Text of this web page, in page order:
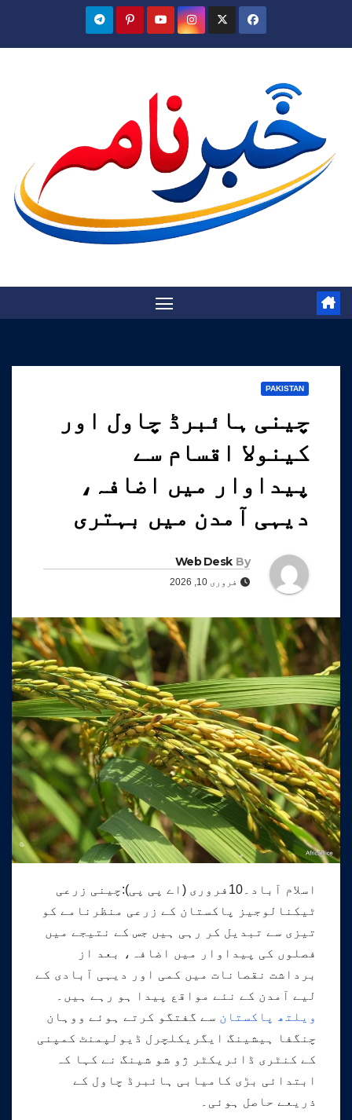
PAKISTAN
چینی ہائبرڈ چاول اور
کینولا اقسام سے
پیداوار میں اضافہ،
دیہی آمدن میں بہتری
By
Web Desk
فروری 10, 2026
اسلام آباد۔10فروری (اے پی پی):چینی زرعی
ٹیکنالوجیز پاکستان کے زرعی منظرنامے کو
تیزی سے تبدیل کر رہی ہیں جس کے نتیجے میں
فصلوں کی پیداوار میں اضافہ، بعد از
برداشت نقصانات میں کمی اور دیہی آبادی کے
لیے آمدن کے نئے مواقع پیدا ہو رہے ہیں۔
ویلتھ پاکستان سے گفتگو کرتے ہوئے ووہان
چنگفا ہیشینگ ایگریکلچرل ڈیولپمنٹ کمپنی
کے کنٹری ڈائریکٹر ژو شو شینگ نے کہا کہ
ابتدائی بڑی کامیابی ہائبرڈ چاول کے
ذریعے حاصل ہوئی۔